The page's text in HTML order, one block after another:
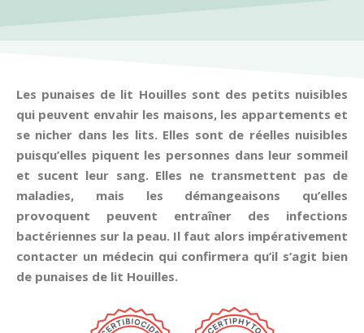
Les punaises de lit Houilles sont des petits nuisibles
qui peuvent envahir les maisons, les appartements et
se nicher dans les lits. Elles sont de réelles nuisibles
puisqu’elles piquent les personnes dans leur sommeil
et sucent leur sang. Elles ne transmettent pas de
maladies, mais les démangeaisons qu’elles
provoquent peuvent entraîner des infections
bactériennes sur la peau. Il faut alors impérativement
contacter un médecin qui confirmera qu’il s’agit bien
de punaises de lit Houilles.